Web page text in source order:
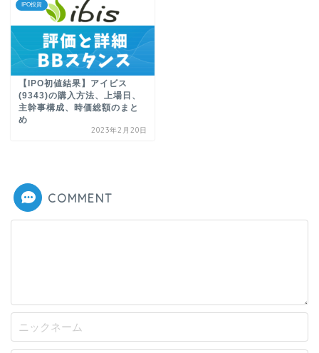
IPO投資
【IPO初値結果】アイビス
(9343)の購入方法、上場日、
主幹事構成、時価総額のまと
め
2023年2月20日
COMMENT